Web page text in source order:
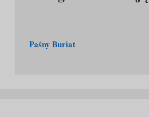
Paśny Buriat